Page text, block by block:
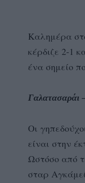
Καλημέρα
κέρδιζε 2-1
ένα σημείο
Γαλατασαράι
Οι
είναι στην
Ωστόσο από
σταρ